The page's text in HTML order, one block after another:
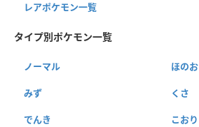
レアポケモン一覧
タイプ別ポケモン一覧
ノーマル ほのお
みず くさ
でんき こおり